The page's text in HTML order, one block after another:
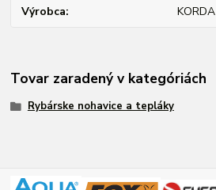
Výrobca KORDA
Tovar zaradený v kategóriách
Rybárske nohavice a tepláky